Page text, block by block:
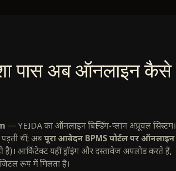
पास अब ऑनलाइन कैसे
— YEIDA का ऑनलाइन बिल्डिंग-प्लान अप्रूवल सिस्टम।
थीं; अबपूरा आवेदन BPMS पोर्टल पर ऑनलाइन
आर्किटेक्ट यहीं ड्रॉइंग और दस्तावेज़ अपलोड करते हैं,
रूप में मिलता है।